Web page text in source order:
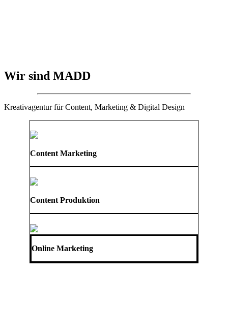
Wir sind MADD
Kreativagentur für Content, Marketing & Digital Design
Content Marketing
Content Produktion
Online Marketing